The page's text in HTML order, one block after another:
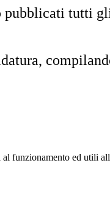
pubblicati tutti
funzionamento ed utili